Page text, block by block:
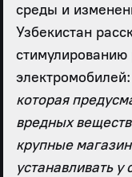
среды и
Узбекистан
стимулированию
электромобилей:
которая
вредных
крупные
устанавливать у